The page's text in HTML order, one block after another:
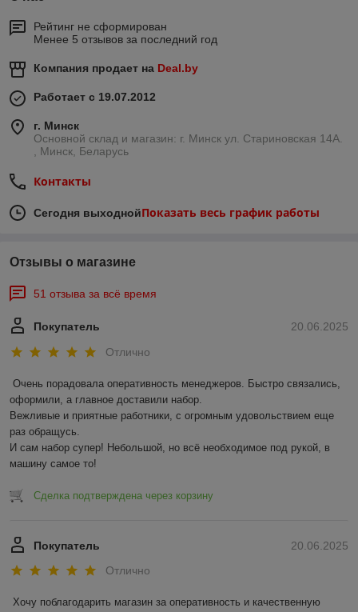
Рейтинг не сформирован
Менее 5 отзывов за последний год
Компания продает на Deal.by
Работает с 19.07.2012
г. Минск
Основной склад и магазин: г. Минск ул. Стариновская 14А.
, Минск, Беларусь
Контакты
Сегодня выходнойПоказать весь график работы
Отзывы о магазине
51 отзыва за всё время
20.06.2025
Покупатель
Отлично
Очень порадовала оперативность менеджеров. Быстро связались,
оформили, а главное доставили набор.
Вежливые и приятные работники, с огромным удовольствием еще
раз обращусь.
И сам набор супер! Небольшой, но всё необходимое под рукой, в
машину самое то!
Сделка подтверждена через корзину
20.06.2025
Покупатель
Отлично
Хочу поблагодарить магазин за оперативность и качественную